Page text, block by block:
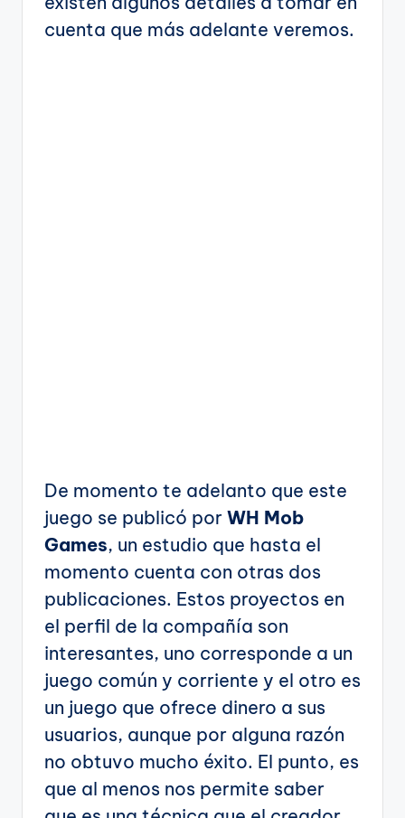
cuenta que más adelante veremos.
De momento te adelanto que este
juego se publicó por WH Mob
Games, un estudio que hasta el
momento cuenta con otras dos
publicaciones. Estos proyectos en
el perfil de la compañía son
interesantes, uno corresponde a un
juego común y corriente y el otro es
un juego que ofrece dinero a sus
usuarios, aunque por alguna razón
no obtuvo mucho éxito. El punto, es
que al menos nos permite saber